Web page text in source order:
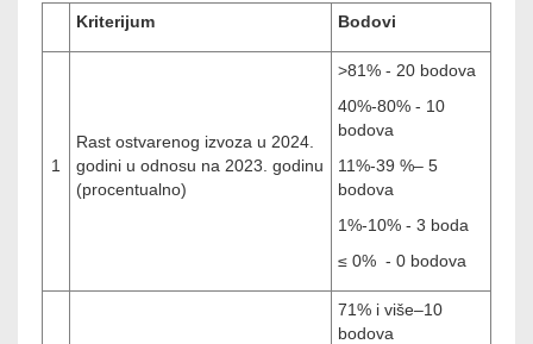
Kriterijum Bodovi
1
Rast ostvarenog izvoza u 2024.
godini u odnosu na 2023. godinu
(procentualno)
>81% - 20 bodova
40%-80% - 10
bodova
11%-39 %– 5
bodova
1%-10% - 3 boda
≤ 0% - 0 bodova
71% i više–10
bodova